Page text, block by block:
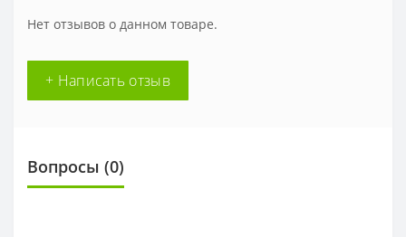
Нет отзывов о данном товаре.
+ Написать отзыв
Вопросы (0)